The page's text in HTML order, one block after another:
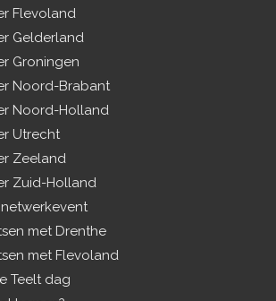
Flevoland
Gelderland
Groningen
Noord-Brabant
Noord-Holland
Utrecht
Zeeland
Zuid-Holland
met Drenthe
met Flevoland
Teelt dag